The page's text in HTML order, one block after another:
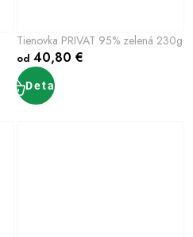
Tienovka PRIVAT 95% zelená 230g
od40,80 €
Detail